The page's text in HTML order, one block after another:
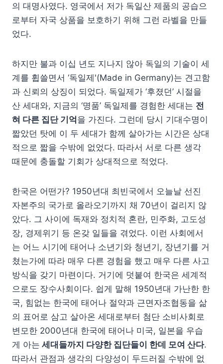
의 대명사였다. 영국에서 저가 독일산 제품의 공습으
로부터 자국 상품을 보호하기 위해 그런 라벨을 만들
었다.
하지만 불과 이십 년도 지나지 않아 독일의 기술이 세
계를 휩쓸면서 ‘독일제'(Made in Germany)는 견고함
과 신뢰의 상징이 되었다. 독일제가 ‘후졌던’ 시절을
산 세대와, 지금의 ‘명품’ 독일제를 경험한 세대는 전
혀 다른 집단 기억을 가진다. 그런데 당시 기대수명이
짧았던 탓에 이 두 세대가 함께 살아가는 시간은 상대
적으로 짧을 수밖에 없었다. 따라서 서로 다른 생각
때문에 충돌할 기회가 상대적으로 적었다.
한국은 어떤가? 1950년대 최빈국에서 오늘날 선진
자본주의 국가로 올라오기까지 채 70년이 걸리지 않
았다. 그 사이에 독재와 정치적 혼란, 민주화, 고도성
장, 경제위기 등 온갖 일들을 겪었다. 이런 사회에서
는 어느 시기에 태어나 소년기와 청년기, 장년기를 거
쳤는가에 따라 매우 다른 경험을 했고 매우 다른 사고
방식을 갖기 마련이다. 거기에 덧붙여 한국은 세계적
으로도 장수사회이다. 쉽게 말해 1950년대 가난한 한
국, 힘없는 한국에 태어나 절약과 근면자조협동을 삶
의 표어로 삼고 살아온 세대로부터 첨단 소비사회로
변모한 2000년대 한국에 태어나 미국, 일본을 우습
게 아는 세대들까지 다양한 집단들이 한데 모여 산다.
따라서 관점과 생각의 다양성이 두드러질 수밖에 없